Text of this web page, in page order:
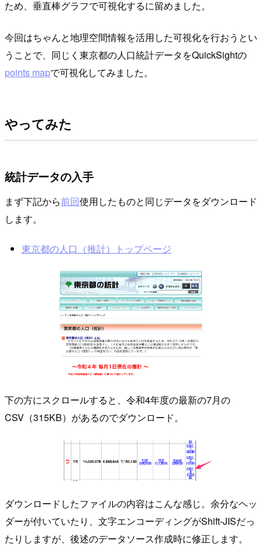
ため、垂直棒グラフで可視化するに留めました。
今回はちゃんと地理空間情報を活用した可視化を行おうとい
うことで、同じく東京都の人口統計データをQuickSightの
points mapで可視化してみました。
やってみた
統計データの入手
まず下記から前回使用したものと同じデータをダウンロード
します。
東京都の人口（推計）トップページ
下の方にスクロールすると、令和4年度の最新の7月の
CSV（315KB）があるのでダウンロード。
ダウンロードしたファイルの内容はこんな感じ。余分なヘッ
ダーが付いていたり、文字エンコーディングがShift-JISだっ
たりしますが、後述のデータソース作成時に修正します。